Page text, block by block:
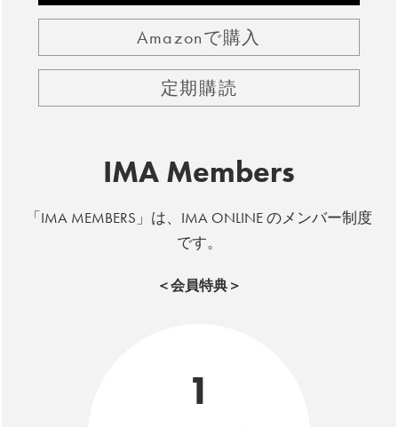
Amazonで購入
定期購読
IMA Members
「IMA MEMBERS」は、IMA ONLINE のメンバー制度
です。
＜会員特典＞
1